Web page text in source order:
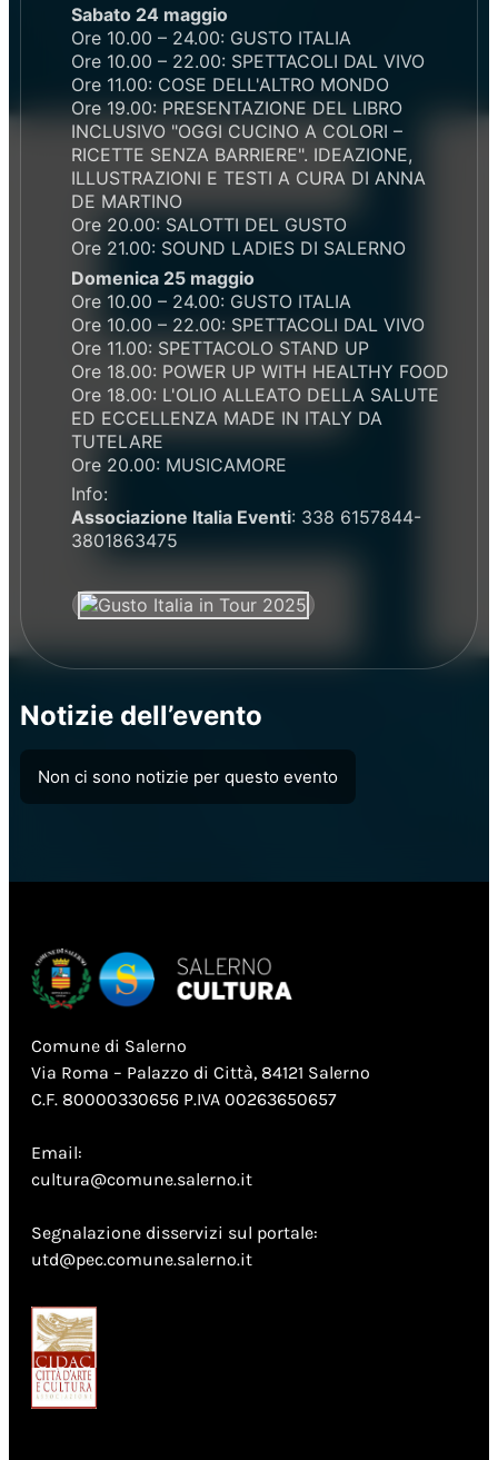
Sabato 24 maggio
Ore 10.00 – 24.00: GUSTO ITALIA
Ore 10.00 – 22.00: SPETTACOLI DAL VIVO
Ore 11.00: COSE DELL'ALTRO MONDO
Ore 19.00: PRESENTAZIONE DEL LIBRO
INCLUSIVO "OGGI CUCINO A COLORI –
RICETTE SENZA BARRIERE". IDEAZIONE,
ILLUSTRAZIONI E TESTI A CURA DI ANNA
DE MARTINO
Ore 20.00: SALOTTI DEL GUSTO
Ore 21.00: SOUND LADIES DI SALERNO
Domenica 25 maggio
Ore 10.00 – 24.00: GUSTO ITALIA
Ore 10.00 – 22.00: SPETTACOLI DAL VIVO
Ore 11.00: SPETTACOLO STAND UP
Ore 18.00: POWER UP WITH HEALTHY FOOD
Ore 18.00: L'OLIO ALLEATO DELLA SALUTE
ED ECCELLENZA MADE IN ITALY DA
TUTELARE
Ore 20.00: MUSICAMORE
Info:
Associazione Italia Eventi: 338 6157844-
3801863475
Notizie dell’evento
Non ci sono notizie per questo evento
Comune di Salerno
Via Roma – Palazzo di Città, 84121 Salerno
C.F. 80000330656 P.IVA 00263650657
Email:
cultura@comune.salerno.it
Segnalazione disservizi sul portale:
utd@pec.comune.salerno.it